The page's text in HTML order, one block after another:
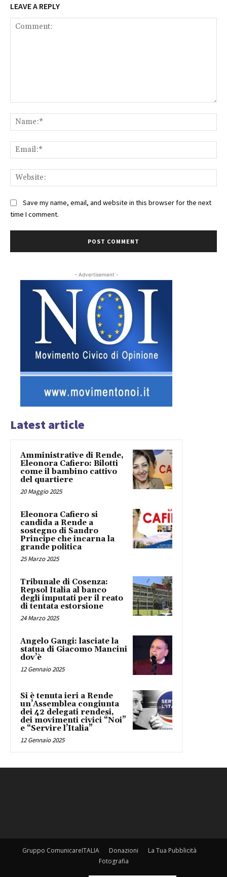
LEAVE A REPLY
Save my name, email, and website in this browser for the next
time I comment.
- Advertisement -
Latest article
Amministrative di Rende,
Eleonora Cafiero: Bilotti
come il bambino cattivo
del quartiere
20 Maggio 2025
Eleonora Cafiero si
candida a Rende a
sostegno di Sandro
Principe che incarna la
grande politica
25 Marzo 2025
Tribunale di Cosenza:
Repsol Italia al banco
degli imputati per il reato
di tentata estorsione
24 Marzo 2025
Angelo Gangi: lasciate la
statua di Giacomo Mancini
dov’è
12 Gennaio 2025
Si è tenuta ieri a Rende
un’Assemblea congiunta
dei 42 delegati rendesi,
dei movimenti civici “Noi”
e “Servire l’Italia”
12 Gennaio 2025
Gruppo ComunicareITALIA Donazioni
La Tua Pubblicità
Fotografia